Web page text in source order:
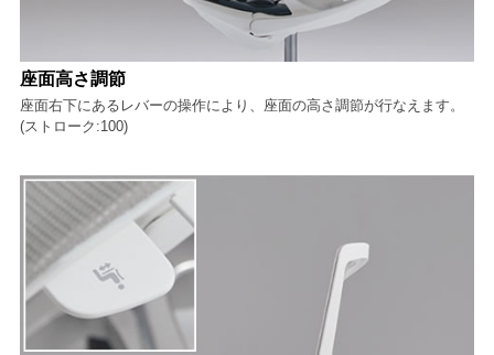
座面高さ調節
座面右下にあるレバーの操作により、座面の高さ調節が行なえます。
(ストローク:100)